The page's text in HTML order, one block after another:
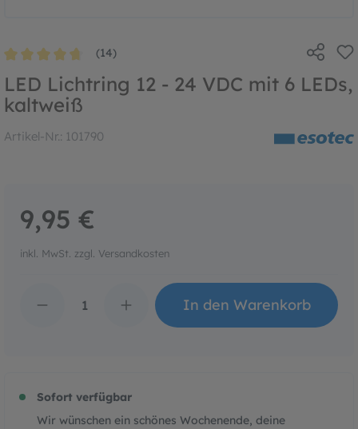
(14)
LED Lichtring 12 - 24 VDC mit 6 LEDs,
kaltweiß
Artikel-Nr.: 101790
9,95 €
inkl. MwSt. zzgl. Versandkosten
Produkt Anzahl: Gib
In den Warenkorb
Sofort verfügbar
Wir wünschen ein schönes Wochenende, deine